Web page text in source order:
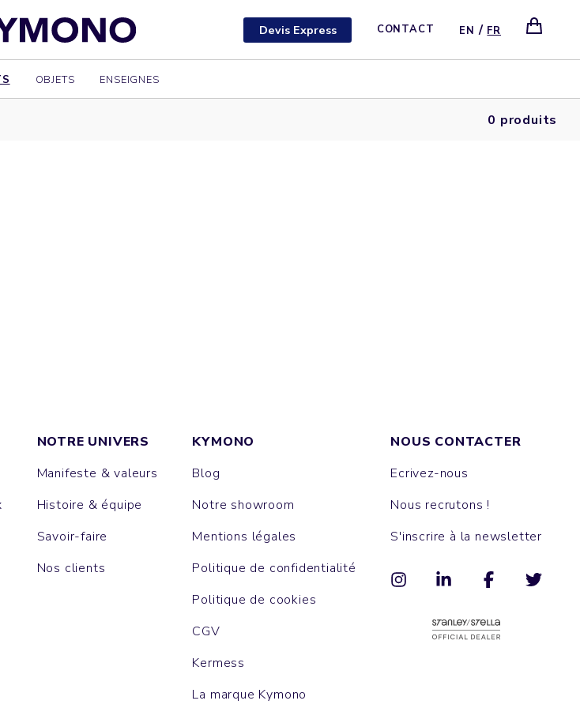
Devis Express CONTACT EN / FR
OBJETS ENSEIGNES
0 produits
NOTRE UNIVERS
Manifeste & valeurs
Histoire & équipe
Savoir-faire
Nos clients
KYMONO
Blog
Notre showroom
Mentions légales
Politique de confidentialité
Politique de cookies
CGV
Kermess
La marque Kymono
NOUS CONTACTER
Ecrivez-nous
Nous recrutons !
S'inscrire à la newsletter